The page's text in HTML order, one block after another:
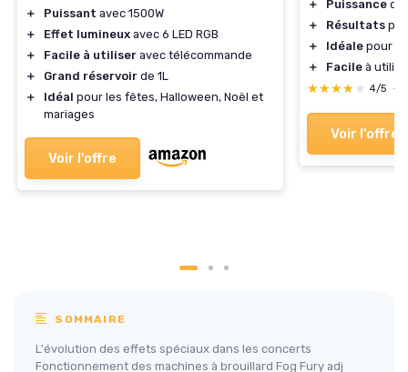
＋ Puissant avec 1500W
＋
Effet lumineux avec 6 LED RGB
＋
Facile à utiliser avec télécommande
＋
Grand réservoir de 1L
＋
Idéal pour les fêtes, Halloween, Noël et
mariages
Voir l'offre
＋ Puissance de
＋
Résultats
＋
Idéale pour
＋
Facile à
★★★★★
★★★★★ 4/5 —
Voir l'offre
SOMMAIRE
L'évolution des effets spéciaux dans les concerts
Fonctionnement des machines à brouillard Fog Fury adj